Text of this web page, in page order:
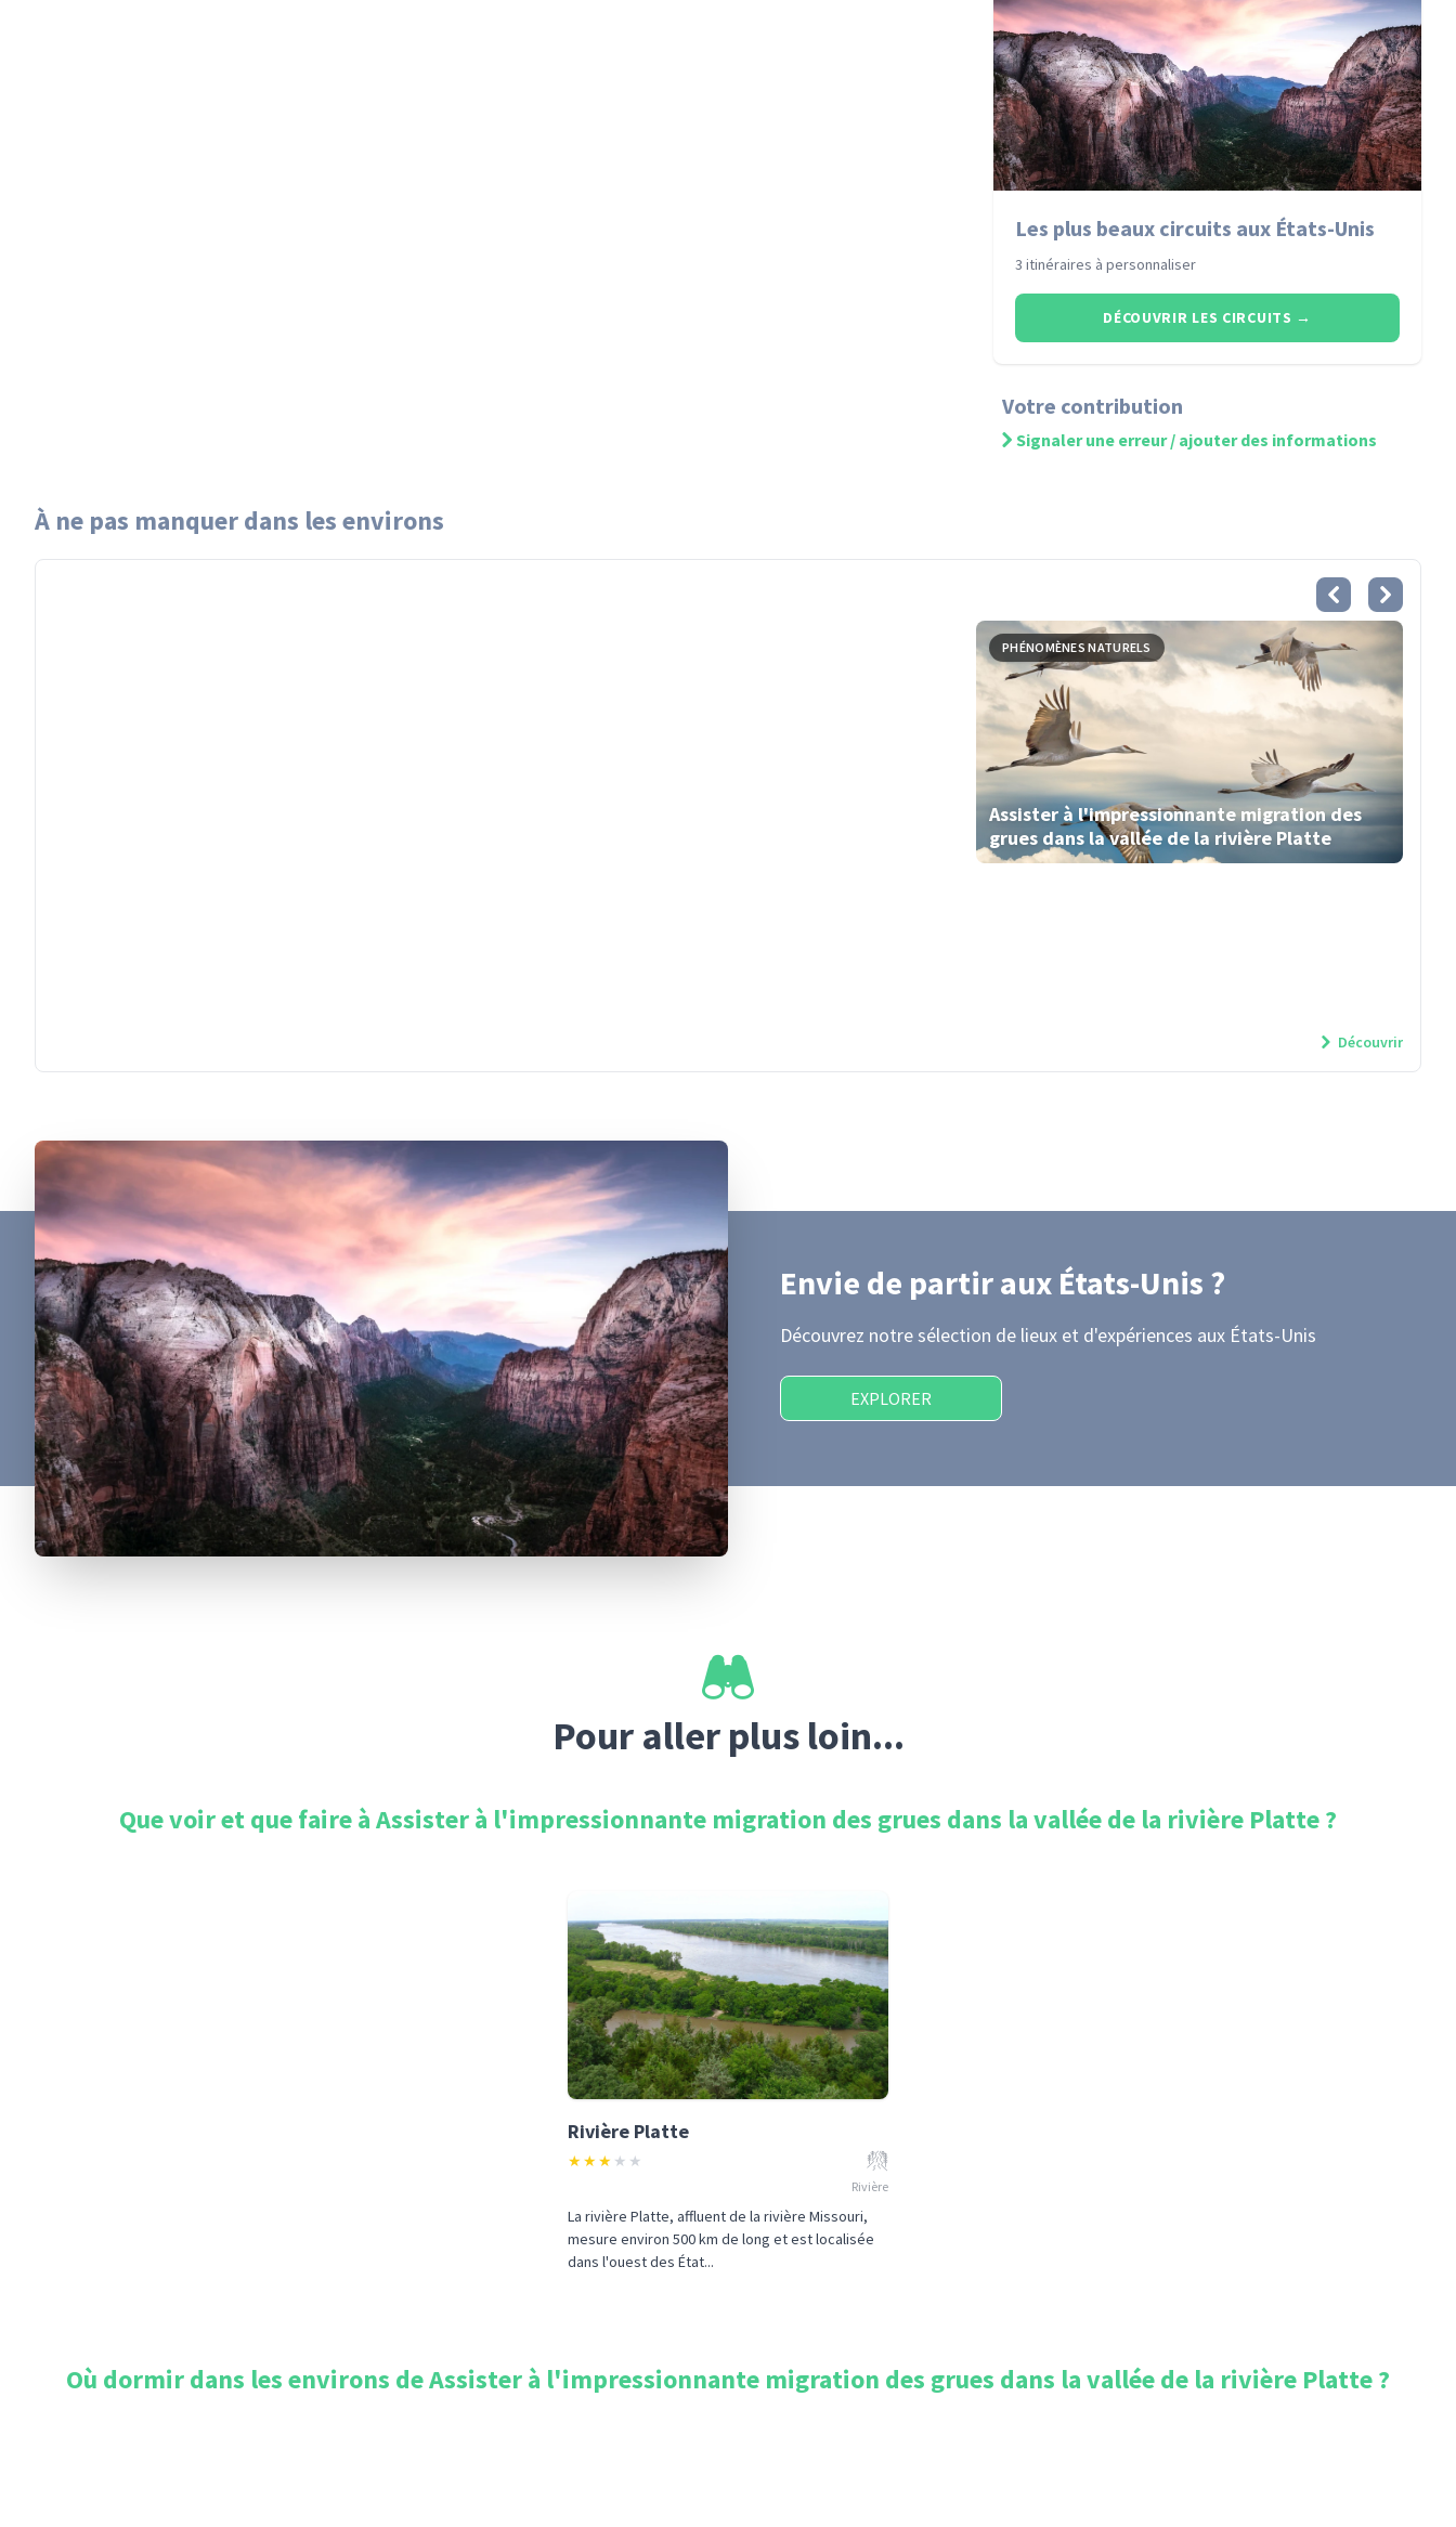
Les plus beaux circuits aux États-Unis
3 itinéraires à personnaliser
DÉCOUVRIR LES CIRCUITS →
Votre contribution
Signaler une erreur / ajouter des informations
À ne pas manquer dans les environs
PHÉNOMÈNES NATURELS
Assister à l'impressionnante migration des
grues dans la vallée de la rivière Platte
Découvrir
Envie de partiraux États-Unis ?
Découvrez notre sélection de lieux et d'expériences aux États-Unis
EXPLORER
Pour aller plus loin...
Que voir et que faire àAssister à l'impressionnante migration des grues dans la vallée de la rivière Platte?
Rivière Platte
★★★ ★ ★
Rivière
La rivière Platte, affluent de la rivière Missouri,
mesure environ 500 km de long et est localisée
dans l'ouest des État...
Où dormir dans les environs deAssister à l'impressionnante migration des grues dans la vallée de la rivière Platte?